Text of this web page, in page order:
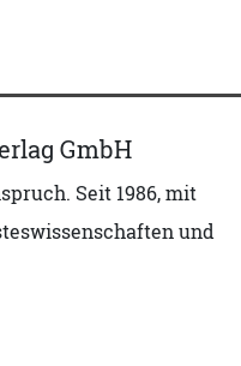
GmbH
Seit 1986, mit
und